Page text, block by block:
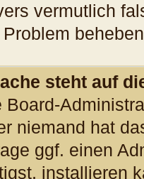
vermutlich
steht auf
Board-
niemand hat
ggf. einen
installieren